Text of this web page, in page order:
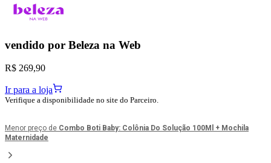
vendido por Beleza na Web
R$ 269,90
Ir para a loja
Verifique a disponibilidade no site do Parceiro.
Menor preço de Combo Boti Baby: Colônia Do Solução 100Ml + Mochila
Maternidade